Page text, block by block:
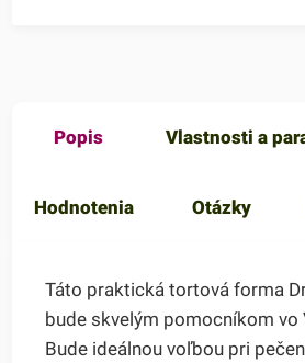
Popis Vlastnosti a
Hodnotenia Otázky
Táto praktická tortová forma
bude skvelým pomocníkom vo
Bude ideálnou voľbou pri